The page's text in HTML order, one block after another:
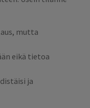
mutta
eikä tietoa
ja